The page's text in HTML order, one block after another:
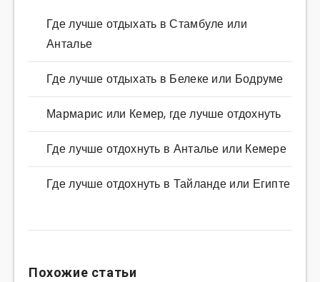
Где лучше отдыхать в Стамбуле или
Анталье
Где лучше отдыхать в Белеке или Бодруме
Мармарис или Кемер, где лучше отдохнуть
Где лучше отдохнуть в Анталье или Кемере
Где лучше отдохнуть в Тайланде или Египте
Похожие статьи